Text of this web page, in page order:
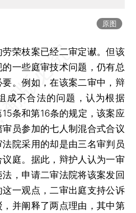
原图
荣枝案已经二审定谳。但该
一些庭审技术问题，仍有总
。例如，在该案二审中，辩
成不合法的问题，认为根据
15条和第16条的规定，该案应
员参加的七人制混合式合议
院采用的却是由三名审判员
庭。据此，辩护人认为一审
，申请二审法院将该案发回
一观点，二审出庭支持公诉
并阐释了两点理由，其中第